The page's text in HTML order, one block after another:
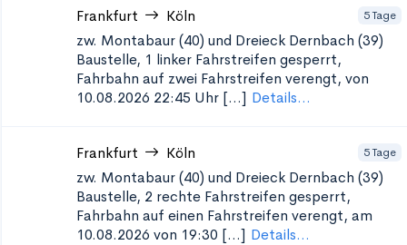
Frankfurt Köln 5 Tage
zw. Montabaur (40) und Dreieck Dernbach (39)
Baustelle, 1 linker Fahrstreifen gesperrt,
Fahrbahn auf zwei Fahrstreifen verengt, von
10.08.2026 22:45 Uhr [...] Details...
Frankfurt Köln 5 Tage
zw. Montabaur (40) und Dreieck Dernbach (39)
Baustelle, 2 rechte Fahrstreifen gesperrt,
Fahrbahn auf einen Fahrstreifen verengt, am
10.08.2026 von 19:30 [...] Details...